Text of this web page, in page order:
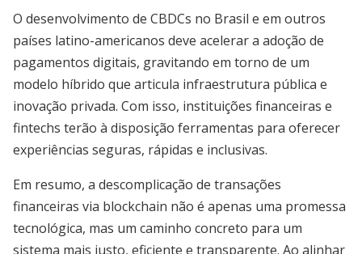
O desenvolvimento de CBDCs no Brasil e em outros
países latino-americanos deve acelerar a adoção de
pagamentos digitais, gravitando em torno de um
modelo híbrido que articula infraestrutura pública e
inovação privada. Com isso, instituições financeiras e
fintechs terão à disposição ferramentas para oferecer
experiências seguras, rápidas e inclusivas.
Em resumo, a descomplicação de transações
financeiras via blockchain não é apenas uma promessa
tecnológica, mas um caminho concreto para um
sistema mais justo, eficiente e transparente. Ao alinhar